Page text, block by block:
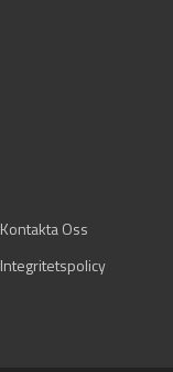
Kontakta Oss
Integritetspolicy